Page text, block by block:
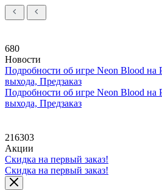
680
Новости
Подробности об игре Neon Blood на
выхода, Предзаказ
Подробности об игре Neon Blood на
выхода, Предзаказ
216303
Акции
Скидка на первый заказ!
Скидка на первый заказ!